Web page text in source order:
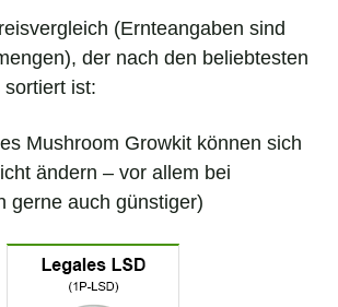
(Ernteangaben sind
der nach den beliebtesten
ist:
Mushroom Growkit können sich
ändern – vor allem bei
gerne auch günstiger)